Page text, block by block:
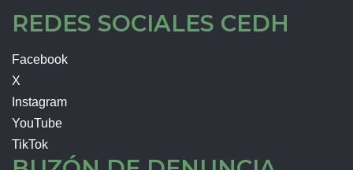
REDES SOCIALES CEDH
Facebook
X
Instagram
YouTube
TikTok